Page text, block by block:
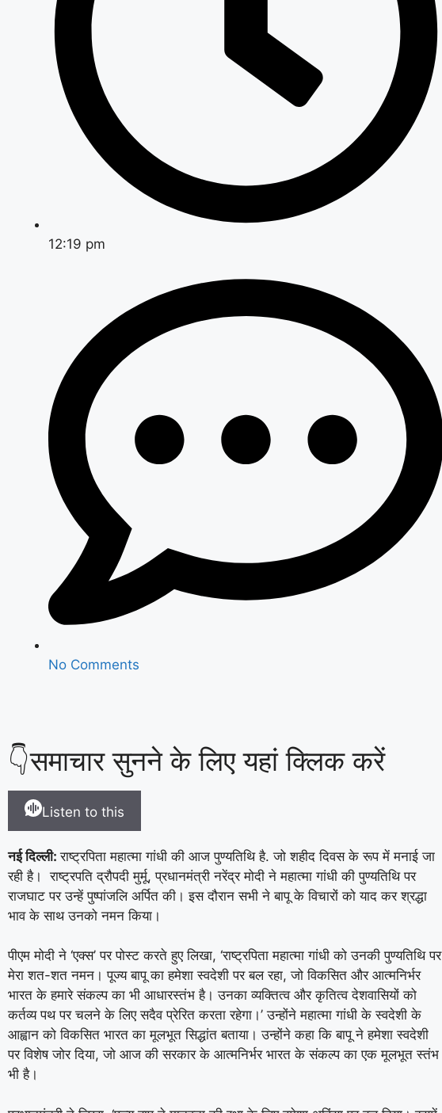
12:19 pm
No Comments
👇समाचार सुनने के लिए यहां क्लिक करें
Listen to this
नई दिल्ली:राष्ट्रपिता महात्मा गांधी की आज पुण्यतिथि है. जो शहीद दिवस के रूप में मनाई जा
रही है।राष्ट्रपति द्रौपदी मुर्मू, प्रधानमंत्री नरेंद्र मोदी ने महात्मा गांधी की पुण्यतिथि पर
राजघाट पर उन्हें पुष्पांजलि अर्पित की। इस दौरान सभी ने बापू के विचारों को याद कर श्रद्धा
भाव के साथ उनको नमन किया।
पीएम मोदी ने ‘एक्स’ पर पोस्ट करते हुए लिखा, ‘राष्ट्रपिता महात्मा गांधी को उनकी पुण्यतिथि पर
मेरा शत-शत नमन। पूज्य बापू का हमेशा स्वदेशी पर बल रहा, जो विकसित और आत्मनिर्भर
भारत के हमारे संकल्प का भी आधारस्तंभ है। उनका व्यक्तित्व और कृतित्व देशवासियों को
कर्तव्य पथ पर चलने के लिए सदैव प्रेरित करता रहेगा।’ उन्होंने महात्मा गांधी के स्वदेशी के
आह्वान को विकसित भारत का मूलभूत सिद्धांत बताया। उन्होंने कहा कि बापू ने हमेशा स्वदेशी
पर विशेष जोर दिया, जो आज की सरकार के आत्मनिर्भर भारत के संकल्प का एक मूलभूत स्तंभ
भी है।